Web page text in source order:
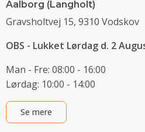
Aalborg (Langholt)
Gravsholtvej 15, 9310 Vodskov
OBS - Lukket Lørdag d. 2
Man - Fre: 08:00 - 16:00
Lørdag: 10:00 - 14:00
Se mere